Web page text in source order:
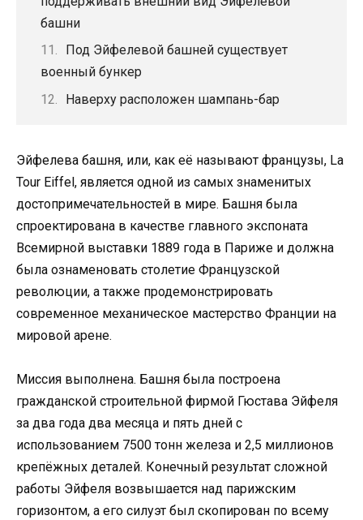
башни
Под Эйфелевой башней существует
военный бункер
Наверху расположен шампань-бар
Эйфелева башня, или, как её называют французы, La
Tour Eiffel, является одной из самых знаменитых
достопримечательностей в мире. Башня была
спроектирована в качестве главного экспоната
Всемирной выставки 1889 года в Париже и должна
была ознаменовать столетие Французской
революции, а также продемонстрировать
современное механическое мастерство Франции на
мировой арене.
Миссия выполнена. Башня была построена
гражданской строительной фирмой Гюстава Эйфеля
за два года два месяца и пять дней с
использованием 7500 тонн железа и 2,5 миллионов
крепёжных деталей. Конечный результат сложной
работы Эйфеля возвышается над парижским
горизонтом, а его силуэт был скопирован по всему